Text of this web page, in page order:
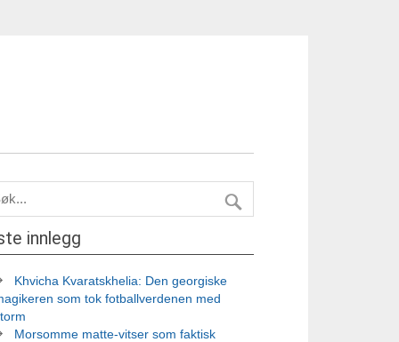
innlegg
Khvicha Kvaratskhelia: Den georgiske
som tok fotballverdenen med
Morsomme matte-vitser som faktisk